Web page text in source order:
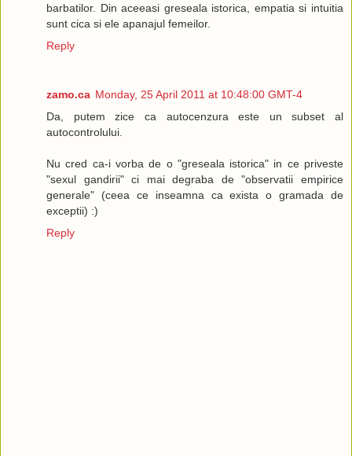
barbatilor. Din aceeasi greseala istorica, empatia si intuitia
sunt cica si ele apanajul femeilor.
Reply
zamo.ca Monday, 25 April 2011 at 10:48:00 GMT-4
Da, putem zice ca autocenzura este un subset al
autocontrolului.
Nu cred ca-i vorba de o "greseala istorica" in ce priveste
"sexul gandirii" ci mai degraba de "observatii empirice
generale" (ceea ce inseamna ca exista o gramada de
exceptii) :)
Reply